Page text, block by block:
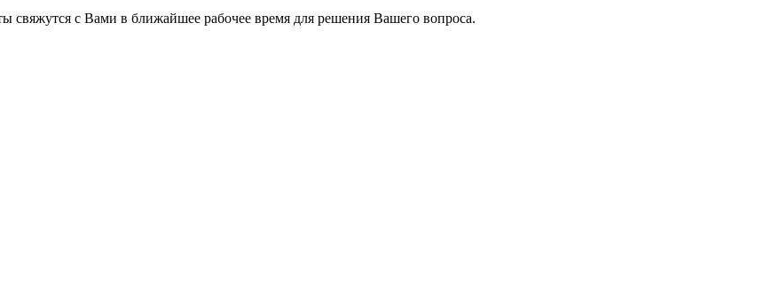
с Вами в ближайшее рабочее время для решения Вашего вопроса.
без переплат